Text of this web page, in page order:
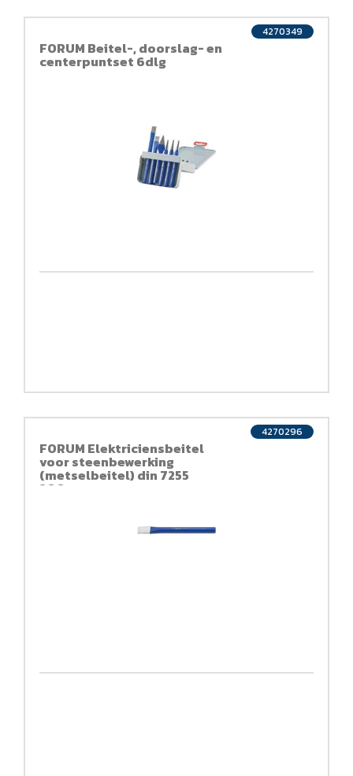
FORUM Beitel-, doorslag- en
centerpuntset 6dlg
4270349
FORUM Elektriciensbeitel
voor steenbewerking
(metselbeitel) din 7255
200mm
4270296